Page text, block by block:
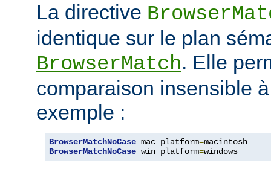
La directive
identique sur le plan
BrowserMatch. Elle
comparaison insensible
exemple :
BrowserMatchNoCase mac platform=
BrowserMatchNoCase win platform=windows